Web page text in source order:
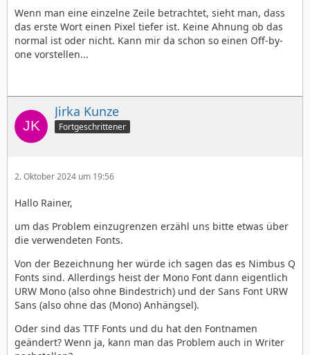
Wenn man eine einzelne Zeile betrachtet, sieht man, dass
das erste Wort einen Pixel tiefer ist. Keine Ahnung ob das
normal ist oder nicht. Kann mir da schon so einen Off-by-
one vorstellen...
Jirka Kunze
Fortgeschrittener
2. Oktober 2024 um 19:56
Hallo Rainer,
um das Problem einzugrenzen erzähl uns bitte etwas über
die verwendeten Fonts.
Von der Bezeichnung her würde ich sagen das es Nimbus Q
Fonts sind. Allerdings heist der Mono Font dann eigentlich
URW Mono (also ohne Bindestrich) und der Sans Font URW
Sans (also ohne das (Mono) Anhängsel).
Oder sind das TTF Fonts und du hat den Fontnamen
geändert? Wenn ja, kann man das Problem auch in Writer